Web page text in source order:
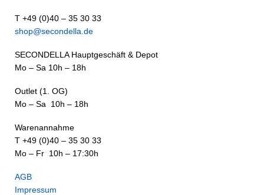
T +49 (0)40 – 35 30 33
shop@secondella.de
SECONDELLA Hauptgeschäft & Depot
Mo – Sa 10h – 18h
Outlet (1. OG)
Mo – Sa 10h – 18h
Warenannahme
T +49 (0)40 – 35 30 33
Mo – Fr 10h – 17:30h
AGB
Impressum